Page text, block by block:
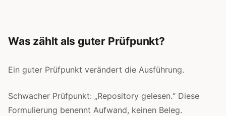
Was zählt als guter Prüfpunkt?
Ein guter Prüfpunkt verändert die Ausführung.
Schwacher Prüfpunkt: „Repository gelesen.“ Diese
Formulierung benennt Aufwand, keinen Beleg.